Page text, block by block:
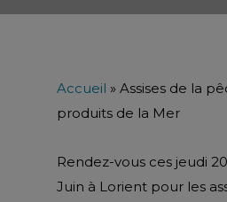
Accueil » Assises de la
produits de la Mer
Rendez-vous ces jeudi
Juin à Lorient pour les